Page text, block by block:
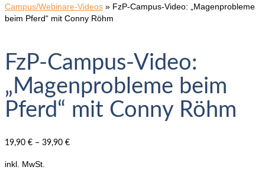
Campus/Webinare-Videos » FzP-Campus-Video: „Magenprobleme
beim Pferd“ mit Conny Röhm
FzP-Campus-Video:
„Magenprobleme beim
Pferd“ mit Conny Röhm
19,90 € – 39,90 €
inkl. MwSt.